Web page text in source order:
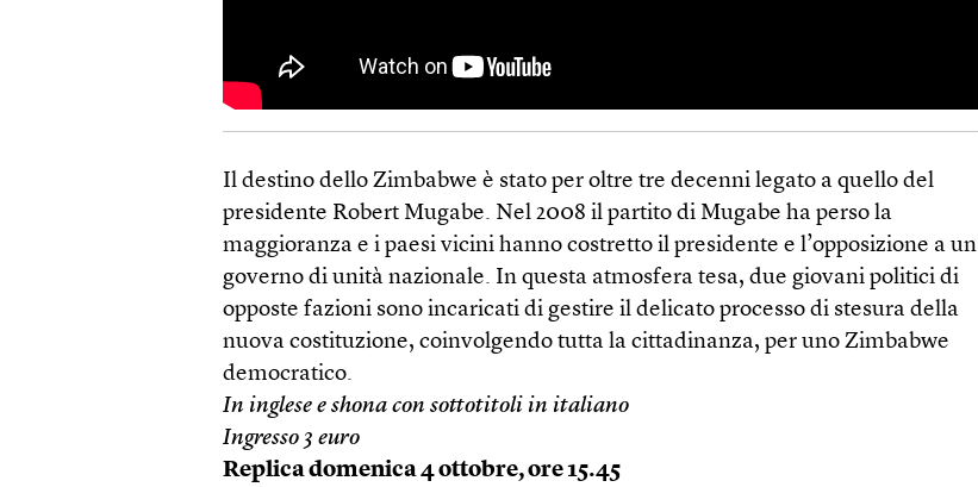
Il destino dello Zimbabwe è stato per oltre tre decenni legato a quello del
presidente Robert Mugabe. Nel 2008 il partito di Mugabe ha perso la
maggioranza e i paesi vicini hanno costretto il presidente e l’opposizione a un
governo di unità nazionale. In questa atmosfera tesa, due giovani politici di
opposte fazioni sono incaricati di gestire il delicato processo di stesura della
nuova costituzione, coinvolgendo tutta la cittadinanza, per uno Zimbabwe
democratico.
In inglese e shona con sottotitoli in italiano
Ingresso 3 euro
Replica domenica 4 ottobre, ore 15.45